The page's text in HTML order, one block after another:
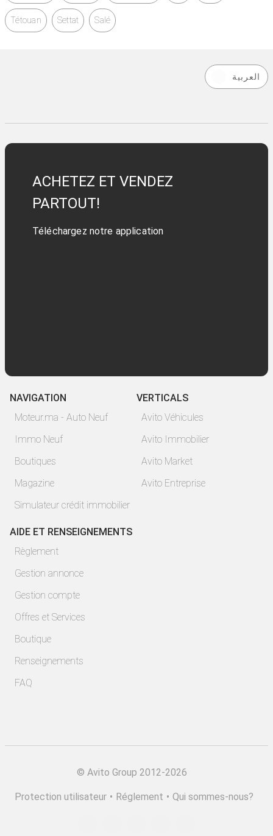
Tétouan Settat Salé
العربية
ACHETEZ ET VENDEZ
PARTOUT!
Téléchargez notre application
NAVIGATION
Moteur.ma - Auto Neuf
Immo Neuf
Boutiques
Magazine
Simulateur crédit immobilier
VERTICALS
Avito Véhicules
Avito Immobilier
Avito Market
Avito Entreprise
AIDE ET RENSEIGNEMENTS
Règlement
Gestion annonce
Gestion compte
Offres et Services
Boutique
Renseignements
FAQ
© Avito Group 2012-2026
Protection utilisateur • Réglement • Qui sommes-nous?